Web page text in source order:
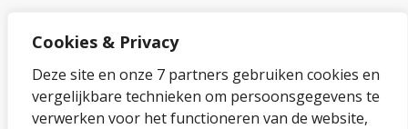
Cookies & Privacy
Deze site en onze 7 partners gebruiken cookies en
vergelijkbare technieken om persoonsgegevens te
verwerken voor het functioneren van de website,
Over onze website
Sitemap